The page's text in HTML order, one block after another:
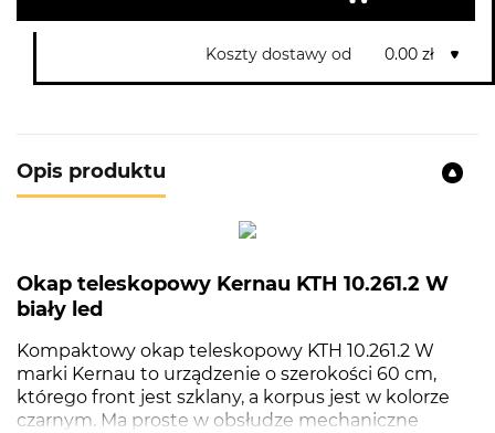
Koszty dostawy od 0.00 zł
Opis produktu
Okap teleskopowy Kernau KTH 10.261.2 W
biały led
Kompaktowy okap teleskopowy KTH 10.261.2 W
marki Kernau to urządzenie o szerokości 60 cm,
którego front jest szklany, a korpus jest w kolorze
czarnym. Ma proste w obsłudze mechaniczne